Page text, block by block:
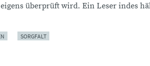
überprüft wird. Ein Leser indes
SORGFALT